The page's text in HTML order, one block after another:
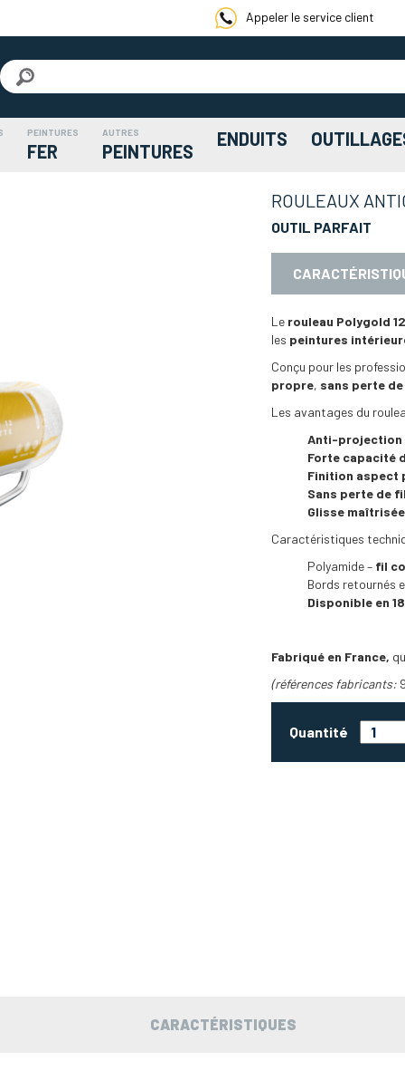
Appeler le service client
PEINTURES
FER
AUTRES
PEINTURES
ENDUITS
ROULEAUX
OUTIL PARFAIT
Le rouleau Polygold
les peintures
Conçu pour les
propre, sans perte
Les avantages du
Anti-projection
Forte capacité
Finition aspect
Sans perte de
Glisse maîtrisée
Caractéristiques
Polyamide – fil
Bords retournés
Disponible en
Fabriqué en France,
(références fabricants:
Quantité
CARACTÉRISTIQUES